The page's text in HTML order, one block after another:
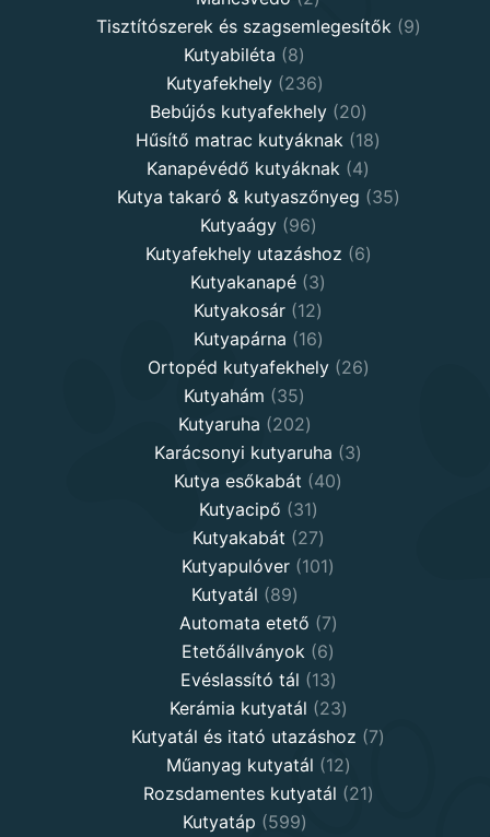
products
Tisztítószerek és szagsemlegesítők 99
Kutyabiléta 88
products
Kutyafekhely 236236
products
Bebújós kutyafekhely 2020
products
Hűsítő matrac kutyáknak 1818
Kanapévédő kutyáknak 44
products
Kutya takaró & kutyaszőnyeg 3535
Kutyaágy 9696
products
Kutyafekhely utazáshoz 66
Kutyakanapé 33
products
Kutyakosár 1212
products
Kutyapárna 1616
products
Ortopéd kutyafekhely 2626
Kutyahám 3535
products
Kutyaruha 202202
products
Karácsonyi kutyaruha 33
Kutya esőkabát 4040
Kutyacipő 3131
products
Kutyakabát 2727
products
Kutyapulóver 101101
Kutyatál 8989
products
Automata etető 77
products
Etetőállványok 66
products
Evéslassító tál 1313
products
Kerámia kutyatál 2323
products
Kutyatál és itató utazáshoz 77
Műanyag kutyatál 1212
products
Rozsdamentes kutyatál 2121
Kutyatáp 599599